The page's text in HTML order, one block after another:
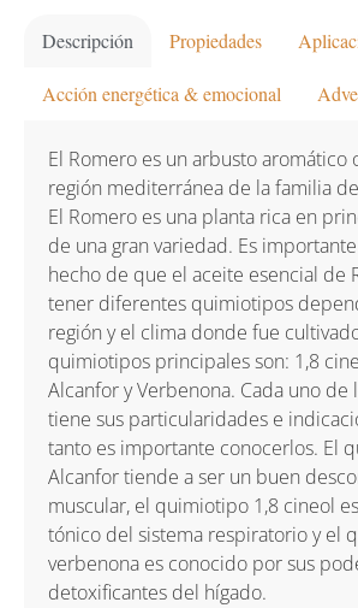
Descripción Propiedades
Acción energética & emocional
El Romero es un arbusto aromático
región mediterránea de la familia
El Romero es una planta rica en
de una gran variedad. Es
hecho de que el aceite esencial de
tener diferentes quimiotipos
región y el clima donde fue
quimiotipos principales son: 1,8
Alcanfor y Verbenona. Cada uno
tiene sus particularidades e
tanto es importante conocerlos. El
Alcanfor tiende a ser un buen
muscular, el quimiotipo 1,8 cineol
tónico del sistema respiratorio y el
verbenona es conocido por sus
detoxificantes del hígado.